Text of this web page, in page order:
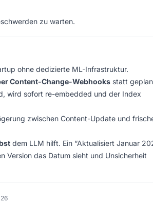
zu warten.
ohne dedizierte ML-Infrastruktur.
Content-Change-Webhooks statt
wird sofort re-embedded und der Index
zwischen Content-Update und
dem LLM hilft. Ein “Aktualisiert Januar
Version das Datum sieht und Unsicherheit